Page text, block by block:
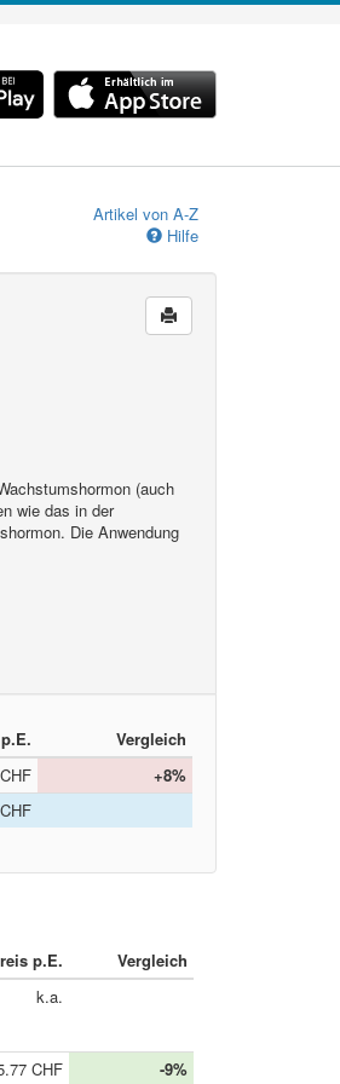
Artikel von A-Z
Hilfe
(auch
wie das in der
Die Anwendung
Vergleich
+8%
p.E.
Vergleich
k.a.
CHF -9%